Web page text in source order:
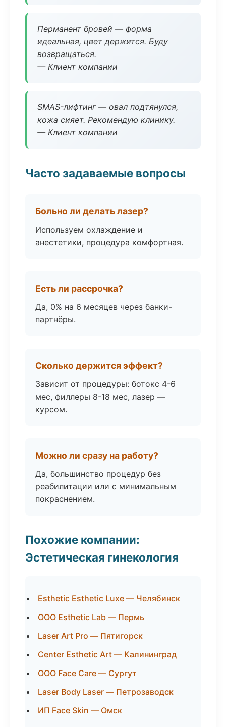
Перманент бровей — форма
идеальная, цвет держится. Буду
возвращаться.
— Клиент компании
SMAS-лифтинг — овал подтянулся,
кожа сияет. Рекомендую клинику.
— Клиент компании
Часто задаваемые вопросы
Больно ли делать лазер?
Используем охлаждение и
анестетики, процедура комфортная.
Есть ли рассрочка?
Да, 0% на 6 месяцев через банки-
партнёры.
Сколько держится эффект?
Зависит от процедуры: ботокс 4-6
мес, филлеры 8-18 мес, лазер —
курсом.
Можно ли сразу на работу?
Да, большинство процедур без
реабилитации или с минимальным
покраснением.
Похожие компании:
Эстетическая гинекология
Esthetic Esthetic Luxe — Челябинск
ООО Esthetic Lab — Пермь
Laser Art Pro — Пятигорск
Center Esthetic Art — Калининград
ООО Face Care — Сургут
Laser Body Laser — Петрозаводск
ИП Face Skin — Омск